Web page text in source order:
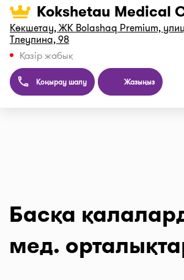
Kokshetau Medical
Көкшетау, ​ЖК Bolashaq Premium,
Тлеулина, 98
Қазір жабық
Қоңырау шалу Жазыңыз
Басқа
мед.